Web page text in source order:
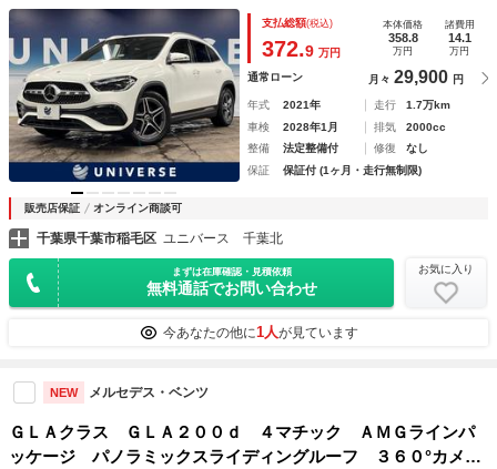
３６０度カメラシステム アンビエントランプ ハーフレザー
シート シートヒーター パワーシート 純正１９インチアル
ミ カーボン調インパネ ＥＴＣ
支払総額(税込)
372.9 万円
本体価格
358.8
万円
諸費用
14.1
万円
通常ローン 月々 29,900 円
年式 2021年 走行
1.7万km
車検
2028年1月 排気
2000cc
整備
法定整備付 修復
なし
保証
保証付 (1ヶ月・走行無制限)
販売店保証 オンライン商談可
千葉県千葉市稲毛区 ユニバース 千葉北
まずは在庫確認・見積依頼
無料通話でお問い合わせ
お気に入り
今あなたの他に1人が見ています
NEW メルセデス・ベンツ
ＧＬＡクラス ＧＬＡ２００ｄ ４マチック ＡＭＧラインパ
ッケージ パノラミックスライディングルーフ ３６０°カメ